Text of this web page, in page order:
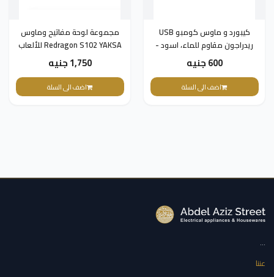
كيبورد و ماوس كومبو USB
ريدراجون مقاوم للماء، اسود -
BS-7092
600 جنيه
اضف الى السلة
مجموعة لوحة مفاتيح وماوس
Redragon S102 YAKSA للألعاب
1,750 جنيه
اضف الى السلة
...
عننا